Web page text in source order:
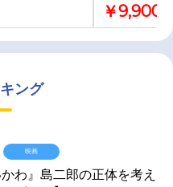
￥9,900
ング
かわ』島二郎の正体を考え
映画